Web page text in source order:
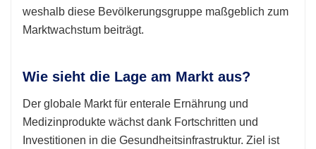
weshalb diese Bevölkerungsgruppe maßgeblich zum
Marktwachstum beiträgt.
Wie sieht die Lage am Markt aus?
Der globale Markt für enterale Ernährung und
Medizinprodukte wächst dank Fortschritten und
Investitionen in die Gesundheitsinfrastruktur. Ziel ist